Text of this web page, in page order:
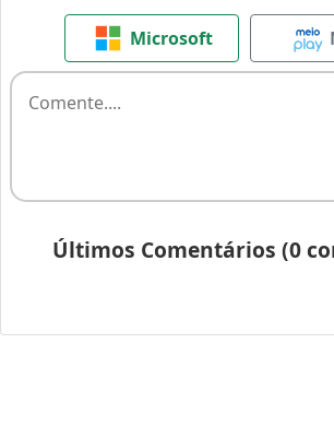
Microsoft
Últimos Comentários (0